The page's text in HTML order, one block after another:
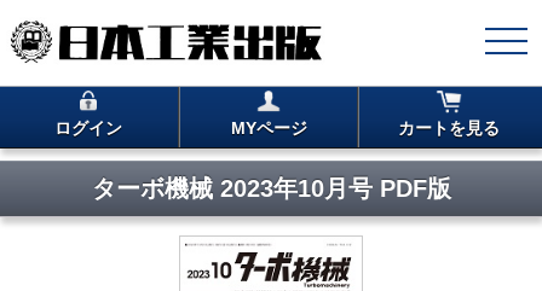
ログイン MYページ カートを見る
ターボ機械 2023年10月号 PDF版